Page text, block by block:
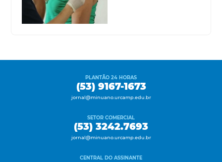
PLANTÃO 24 HORAS
(53) 9167-1673
jornal@minuano.urcamp.edu.br
SETOR COMERCIAL
(53) 3242.7693
jornal@minuano.urcamp.edu.br
CENTRAL DO ASSINANTE